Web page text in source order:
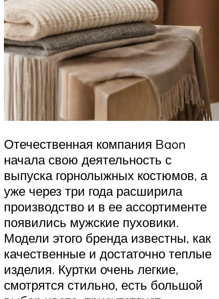
Отечественная компания Baon
начала свою деятельность с
выпуска горнолыжных костюмов, а
уже через три года расширила
производство и в ее ассортименте
появились мужские пуховики.
Модели этого бренда известны, как
качественные и достаточно теплые
изделия. Куртки очень легкие,
смотрятся стильно, есть большой